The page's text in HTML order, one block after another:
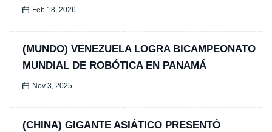
Feb 18, 2026
(MUNDO) VENEZUELA LOGRA BICAMPEONATO
MUNDIAL DE ROBÓTICA EN PANAMÁ
Nov 3, 2025
(CHINA) GIGANTE ASIÁTICO PRESENTÓ